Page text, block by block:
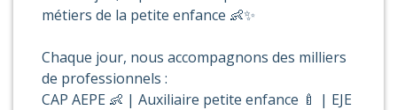
métiers de la petite enfance 👶✨
Chaque jour, nous accompagnons des milliers
de professionnels :
CAP AEPE 👶 | Auxiliaire petite enfance 🍼 | EJE